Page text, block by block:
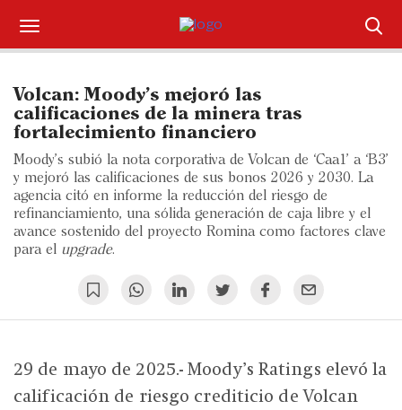
Iniciar sesión
Portada
¿Qué está pasando?
Sectores y Empresas
Economía y Finanzas
Legal y Política
Eventos
Volcan: Moody’s mejoró las
calificaciones de la minera tras
fortalecimiento financiero
Moody’s subió la nota corporativa de Volcan de ‘Caa1’ a ‘B3’
y mejoró las calificaciones de sus bonos 2026 y 2030. La
agencia citó en informe la reducción del riesgo de
refinanciamiento, una sólida generación de caja libre y el
avance sostenido del proyecto Romina como factores clave
para el upgrade.
29 de mayo de 2025.- Moody’s Ratings elevó la
calificación de riesgo crediticio de Volcan